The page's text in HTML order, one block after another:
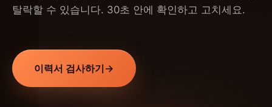
탈락할 수 있습니다. 30초 안에 확인하고 고치세요.
이력서 검사하기 →